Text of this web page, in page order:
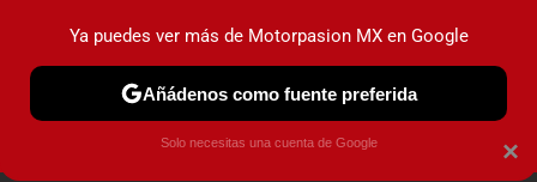
PRUEBAS INDUSTRIA HOY NO CIRCULA
×
Ya puedes ver más de Motorpasion MX en Google
Añádenos como fuente preferida
Solo necesitas una cuenta de Google